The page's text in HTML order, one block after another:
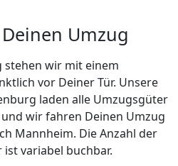
Umzug
stehen wir mit einem
vor Deiner Tür. Unsere
laden alle Umzugsgüter
wir fahren Deinen Umzug
Mannheim. Die Anzahl der
variabel buchbar.